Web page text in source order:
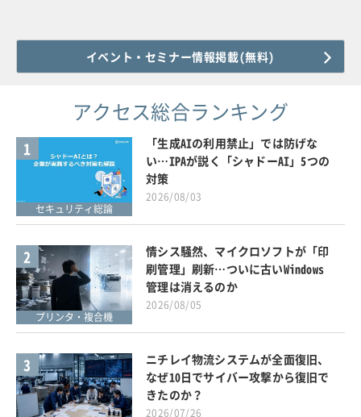
イベント・セミナー情報掲載(無料)
アクセス総合ランキング
1
セキュリティ総論
「生成AIの利用禁止」では防げな
い…IPAが説く「シャドーAI」5つの
対策
2026/08/03
2
プリンタ・複合機
情シス騒然、マイクロソフトが「印
刷管理」刷新…ついに古いWindows
管理は消えるのか
2026/08/05
3
ニチレイ物流システムが全面復旧、
なぜ10日でサイバー攻撃から復旧で
きたのか？
2026/07/26